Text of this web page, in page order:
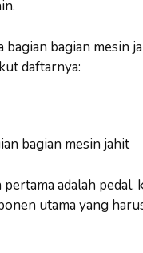
bagian bagian mesin
daftarnya:
pertama adalah pedal.
utama yang